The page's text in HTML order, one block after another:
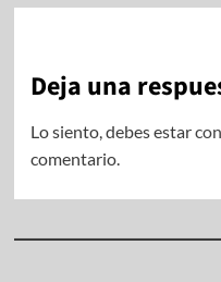
Deja una
Lo siento, debes estar
comentario.